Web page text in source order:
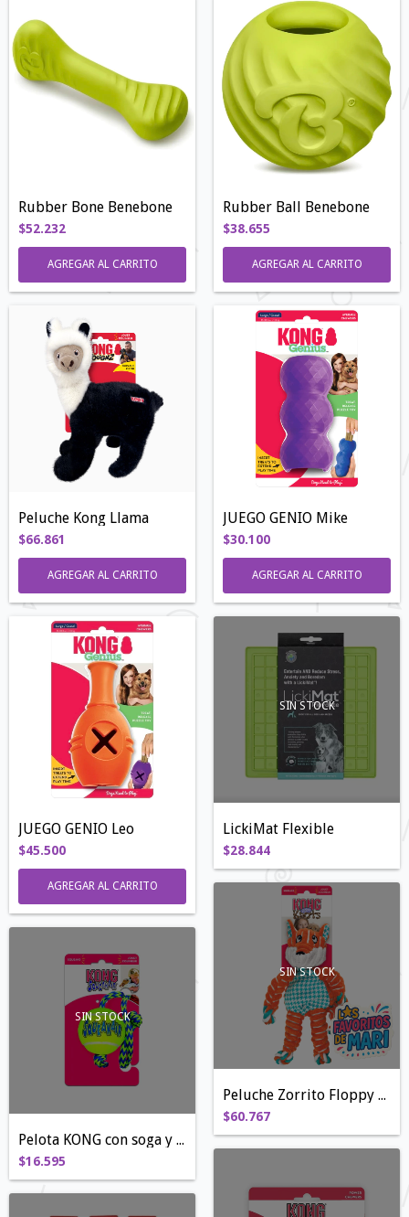
Rubber Bone Benebone
$52.232
Rubber Ball Benebone
$38.655
Peluche Kong Llama
$66.861
JUEGO GENIO Mike
$30.100
AGREGAR AL CARRITO
JUEGO GENIO Leo
$45.500
AGREGAR AL CARRITO
SIN STOCK
LickiMat Flexible
$28.844
SIN STOCK
Pelota KONG con soga y chifle
$16.595
SIN STOCK
Peluche Zorrito Floppy Kong
$60.767